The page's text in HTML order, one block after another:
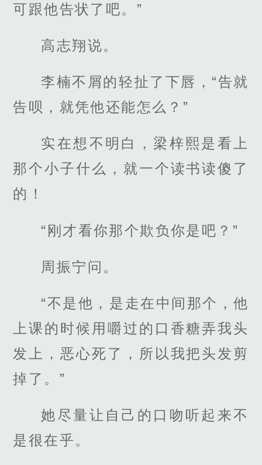
可跟他告状了吧。”
高志翔说。
李楠不屑的轻扯了下唇，“告就
告呗，就凭他还能怎么？”
实在想不明白，梁梓熙是看上
那个小子什么，就一个读书读傻了
的！
“刚才看你那个欺负你是吧？”
周振宁问。
“不是他，是走在中间那个，他
上课的时候用嚼过的口香糖弄我头
发上，恶心死了，所以我把头发剪
掉了。”
她尽量让自己的口吻听起来不
是很在乎。